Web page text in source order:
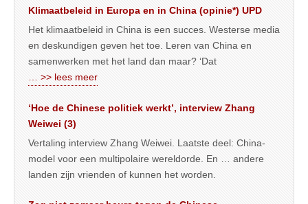
Klimaatbeleid in Europa en in China (opinie*) UPD
Het klimaatbeleid in China is een succes. Westerse media
en deskundigen geven het toe. Leren van China en
samenwerken met het land dan maar? ‘Dat
… >> lees meer
‘Hoe de Chinese politiek werkt’, interview Zhang
Weiwei (3)
Vertaling interview Zhang Weiwei. Laatste deel: China-
model voor een multipolaire wereldorde. En … andere
landen zijn vrienden of kunnen het worden.